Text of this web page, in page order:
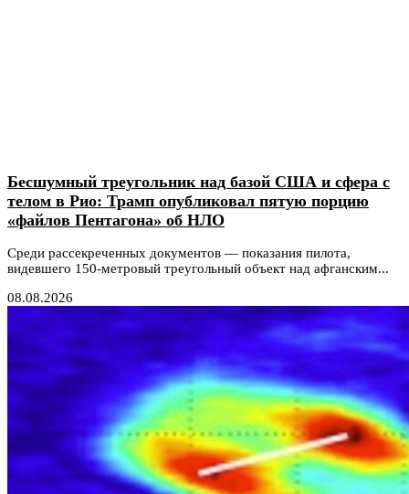
Бесшумный треугольник над базой США и сфера с
телом в Рио: Трамп опубликовал пятую порцию
«файлов Пентагона» об НЛО
Среди рассекреченных документов — показания пилота,
видевшего 150-метровый треугольный объект над афганским...
08.08.2026